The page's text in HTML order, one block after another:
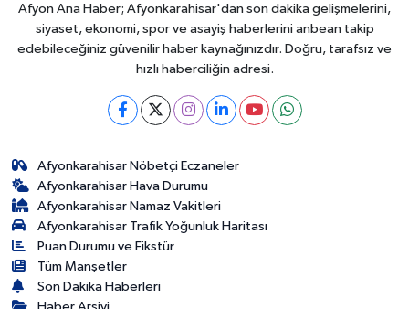
Afyon Ana Haber; Afyonkarahisar'dan son dakika gelişmelerini,
siyaset, ekonomi, spor ve asayiş haberlerini anbean takip
edebileceğiniz güvenilir haber kaynağınızdır. Doğru, tarafsız ve
hızlı haberciliğin adresi.
Afyonkarahisar Nöbetçi Eczaneler
Afyonkarahisar Hava Durumu
Afyonkarahisar Namaz Vakitleri
Afyonkarahisar Trafik Yoğunluk Haritası
Puan Durumu ve Fikstür
Tüm Manşetler
Son Dakika Haberleri